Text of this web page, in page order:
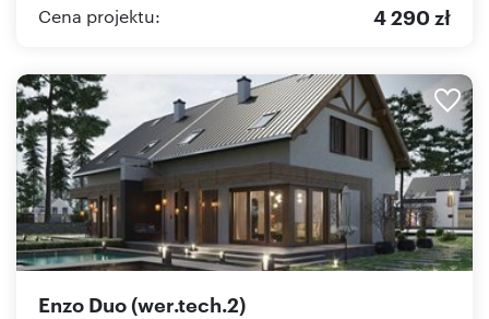
Cena projektu: 4 290 zł
Enzo Duo (wer.tech.2)